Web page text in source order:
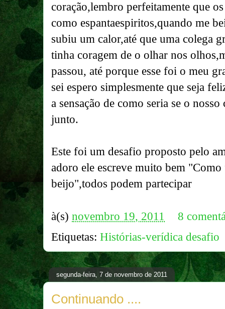
coração,lembro perfeitamente que
como espantaespiritos,quando me
subiu um calor,até que uma colega
tinha coragem de o olhar nos
passou, até porque esse foi o meu
sei espero simplesmente que seja
a sensação de como seria se o
junto.
Este foi um desafio proposto pelo
adoro ele escreve muito bem
beijo",todos podem partecipar
à(s) novembro 19, 2011
8
Etiquetas: Histórias-verídica desafio
segunda-feira, 7 de novembro de 2011
Continuando ....